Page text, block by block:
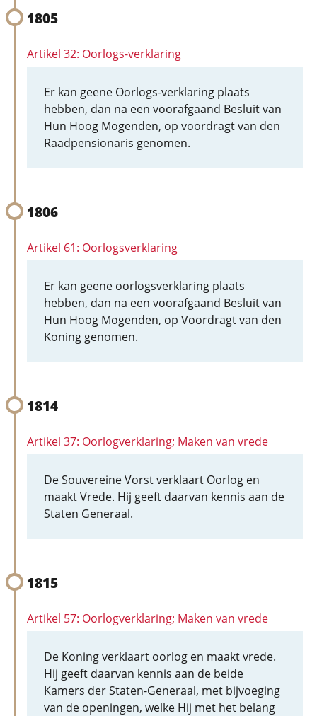
1805
Artikel 32: Oorlogs-verklaring
Er kan geene Oorlogs-verklaring plaats
hebben, dan na een voorafgaand Besluit van
Hun Hoog Mogenden, op voordragt van den
Raadpensionaris genomen.
1806
Artikel 61: Oorlogsverklaring
Er kan geene oorlogsverklaring plaats
hebben, dan na een voorafgaand Besluit van
Hun Hoog Mogenden, op Voordragt van den
Koning genomen.
1814
Artikel 37: Oorlogverklaring; Maken van vrede
De Souvereine Vorst verklaart Oorlog en
maakt Vrede. Hij geeft daarvan kennis aan de
Staten Generaal.
1815
Artikel 57: Oorlogverklaring; Maken van vrede
De Koning verklaart oorlog en maakt vrede.
Hij geeft daarvan kennis aan de beide
Kamers der Staten-Generaal, met bijvoeging
van de openingen, welke Hij met het belang